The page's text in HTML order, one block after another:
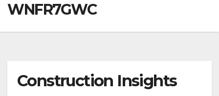
WNFR7GWC
Construction Insights